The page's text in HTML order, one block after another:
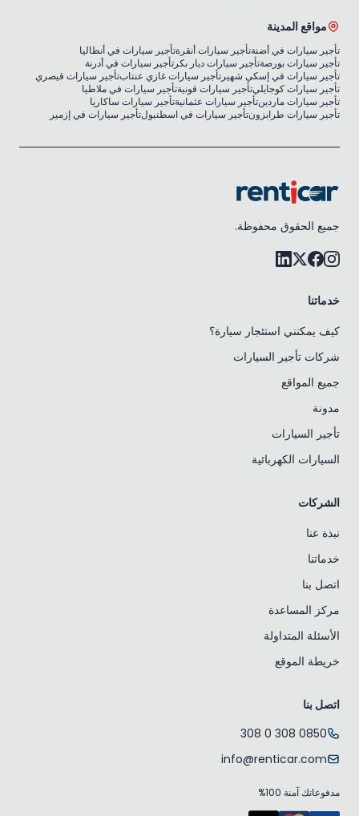
مواقع المدينة
تأجير سيارات في أضنةتأجير سيارات أنقرةتأجير سيارات في أنطاليا
تأجير سيارات بورصةتأجير سيارات ديار بكرتأجير سيارات في أدرنة
تأجير سيارات في إسكي شهيرتأجير سيارات غازي عنتابتأجير سيارات قيصري
تأجير سيارات كوجايليتأجير سيارات قونيةتأجير سيارات في ملاطيا
تأجير سيارات ماردينتأجير سيارات عثمانيةتأجير سيارات ساكاريا
تأجير سيارات طرابزونتأجير سيارات في اسطنبولتأجير سيارات في إزمير
جميع الحقوق محفوظة.
خدماتنا
كيف يمكنني استئجار سيارة؟
شركات تأجير السيارات
جميع المواقع
مدونة
تأجير السيارات
السيارات الكهربائية
الشركات
نبذة عنا
خدماتنا
اتصل بنا
مركز المساعدة
الأسئلة المتداولة
خريطة الموقع
اتصل بنا
0850 308 0 308
info@renticar.com
مدفوعاتك آمنة 100%